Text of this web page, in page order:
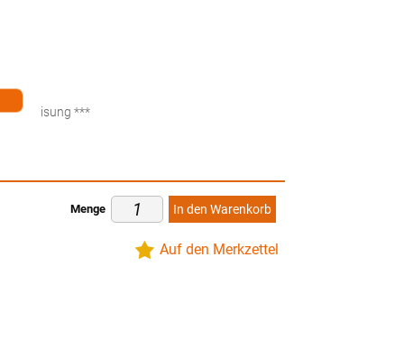
***
Menge In den Warenkorb
Auf den Merkzettel